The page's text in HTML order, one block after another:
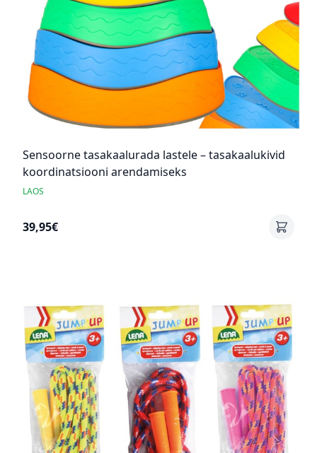
Sensoorne tasakaalurada lastele – tasakaalukivid
koordinatsiooni arendamiseks
LAOS
39,95€